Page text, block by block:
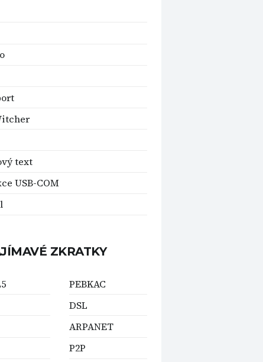
text
USB-COM
ZKRATKY
PEBKAC
DSL
ARPANET
P2P